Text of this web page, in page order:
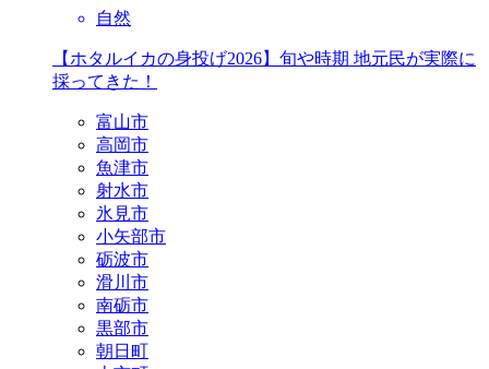
自然
【ホタルイカの身投げ2026】旬や時期 地元民が実際に
採ってきた！
富山市
高岡市
魚津市
射水市
氷見市
小矢部市
砺波市
滑川市
南砺市
黒部市
朝日町